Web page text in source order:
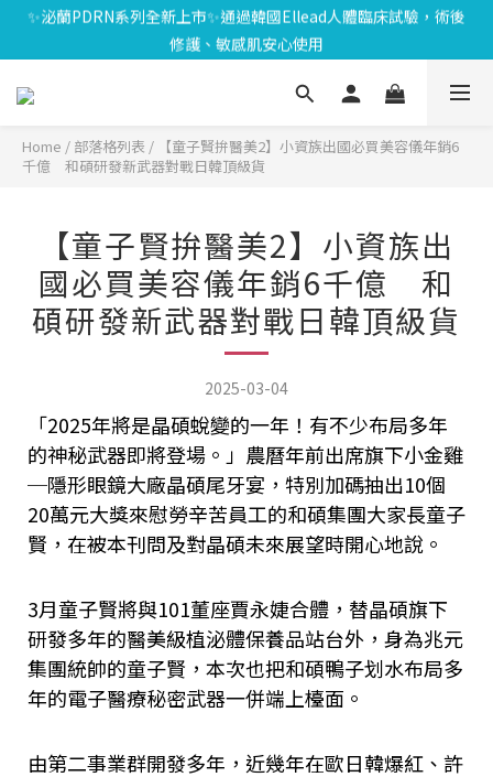
⏰8/01-8/18限定⏰下單送泌雪平衡面膜,滿$1000送緊緻Q彈組,滿
$1799再享Uber點數$200
✨泌蘭PDRN系列全新上市✨通過韓國Ellead人體臨床試驗，術後
修護、敏感肌安心使用
點可折抵1元；生日再送生日禮金
⏰8/01-8/18限定⏰下單送泌雪平衡面膜,滿$1000送緊緻Q彈組,滿
$1799再享Uber點數$200
Home / 部落格列表 /
【童子賢拚醫美2】小資族出國必買美容儀年銷6
千億 和碩研發新武器對戰日韓頂級貨
【童子賢拚醫美2】小資族出
國必買美容儀年銷6千億 和
碩研發新武器對戰日韓頂級貨
2025-03-04
「2025年將是晶碩蛻變的一年！有不少布局多年
的神秘武器即將登場。」農曆年前出席旗下小金雞
─隱形眼鏡大廠晶碩尾牙宴，特別加碼抽出10個
20萬元大獎來慰勞辛苦員工的和碩集團大家長童子
賢，在被本刊問及對晶碩未來展望時開心地說。
3月童子賢將與101董座賈永婕合體，替晶碩旗下
研發多年的醫美級植泌體保養品站台外，身為兆元
集團統帥的童子賢，本次也把和碩鴨子划水布局多
年的電子醫療秘密武器一併端上檯面。
由第二事業群開發多年，近幾年在歐日韓爆紅、許